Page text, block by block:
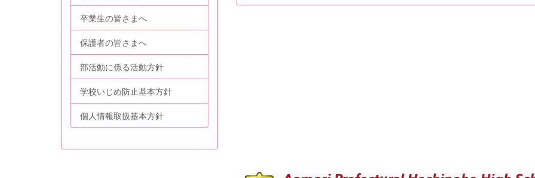
卒業生の皆さまへ
保護者の皆さまへ
部活動に係る活動方針
学校いじめ防止基本方針
個人情報取扱基本方針